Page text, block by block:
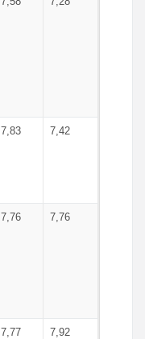
7,83 7,42
7,76 7,76
7,77 7,92